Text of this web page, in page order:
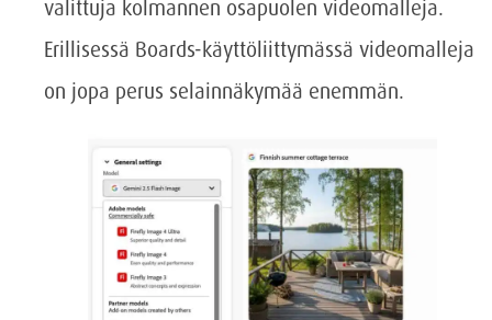
valittuja kolmannen osapuolen videomalleja.
Erillisessä Boards-käyttöliittymässä videomalleja
on jopa perus selainnäkymää enemmän.